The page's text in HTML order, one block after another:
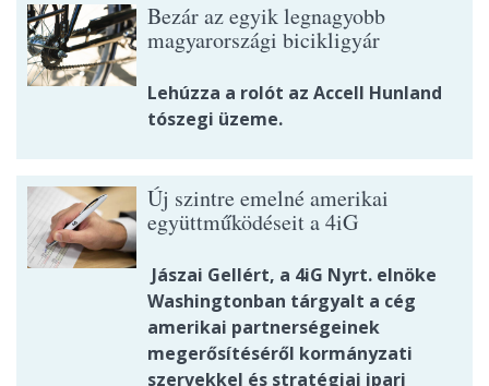
Bezár az egyik legnagyobb
magyarországi bicikligyár
Lehúzza a rolót az Accell Hunland
tószegi üzeme.
Új szintre emelné amerikai
együttműködéseit a 4iG
Jászai Gellért, a 4iG Nyrt. elnöke
Washingtonban tárgyalt a cég
amerikai partnerségeinek
megerősítéséről kormányzati
szervekkel és stratégiai ipari